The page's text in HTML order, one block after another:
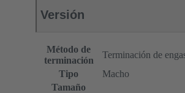
Versión
Método de
terminación
Terminación de
Tipo
Macho
Tamaño